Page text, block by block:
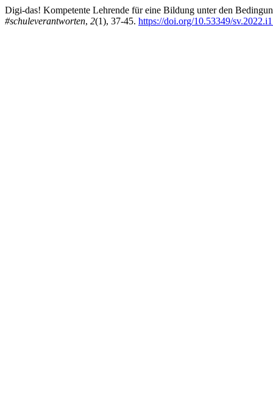
Digi-das! Kompetente Lehrende für eine Bildung unter den
#schuleverantworten, 2(1), 37-45. https://doi.org/10.53349/